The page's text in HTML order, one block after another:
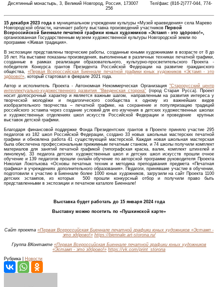
Десятинный монастырь, 3, Великий Новгород, Россия, 173007 Тел/факс (816-2)777-044, 774-
256
15 декабря 2023 года в муниципальном учреждении культуры «Музей краеведения» села Марево
Новгородской области, начинает работу выставка произведений участников Первой
Всероссийской Биеннале печатной графики юных художников «Эстамп - это здо́рово!»,
организованная Государственным музеем художественной культуры Новгородской земли по
программе «Живая традиция».
В экспозиции представлены творческие работы, созданные юными художниками в возрасте от 8 до
16 лет. На выставке показаны произведения, выполненные в различных техниках печатной графики,
созданные в рамках реализации образовательного, культурно-просветительского Проекта -
победителя Конкурса грантов Президента Российской Федерации на развитие гражданского
общества, «Первая Всероссийская Биеннале печатной графики юных художников «Эстамп - это
здо́рово!» , который стартовал в феврале 2021 года.
Автор и исполнитель Проекта - Автономная Некоммерческая Организация "Старорусский центр
интеллектуально-художественного развития "Введенская сторона" (город Старая Русса). Проект
носит долгосрочный характер и является важным шагом, направленным на развития интереса у
творческой молодёжи и педагогического сообщества к одному из важнейших видов
изобразительного творчества – печатной графике, на сохранение и популяризацию традиций
российского эстампа через создание условий для его изучения в детских художественных школах
и художественных отделениях школ искусств Российской Федерации и проведение крупных
выставок детской графики.
Благодаря финансовой поддержке Фонда Президентских грантов в Проекте приняло участие 295
педагогов из 182 школ Российской Федерации, создано 33 новых школьных мастерских печатной
графики и обновлена работа 41 существующей мастерской. Каждая новая школьная мастерская
была обеспечена профессиональным прижимным печатным станком, и 74 школы получили комплект
материалов для занятий печатной графикой (типографская краска, валик, комплект штихелей и
линолеум). З3 педагога детских художественных школ и детских школ искусств прошли очное
обучение и 139 педагогов прошли онлайн обучение по авторской программе руководителя Проекта
Николая Локотькова «Основы печатных техник и методика преподавания предмета «Печатная
графика» в учреждениях дополнительного образования». Педагоги, принявшие участие в обучении,
подготовили к участию в Биеннале более 1000 юных художников, загрузили на сайт Проекта 1100
детских эстампов, из которых 500 прошли конкурсный отбор и получили право быть
представленными в экспозиции и печатном каталоге Биеннале!
Выставка будет работать до 15 января 2024 года
Выставку можно посетить по «Пушкинской карте»
Сайт проекта «Первая Всероссийская Биеннале печатной графики юных художников «Эстамп -
это здо́рово!» https://biennale.art-storona.ru/
Группа ВКонтакте «Первая Всероссийская Биеннале печатной графики юных художников
«Эстамп - это здо́рово!» https://vk.com/print_storona
Рубрика | Новости